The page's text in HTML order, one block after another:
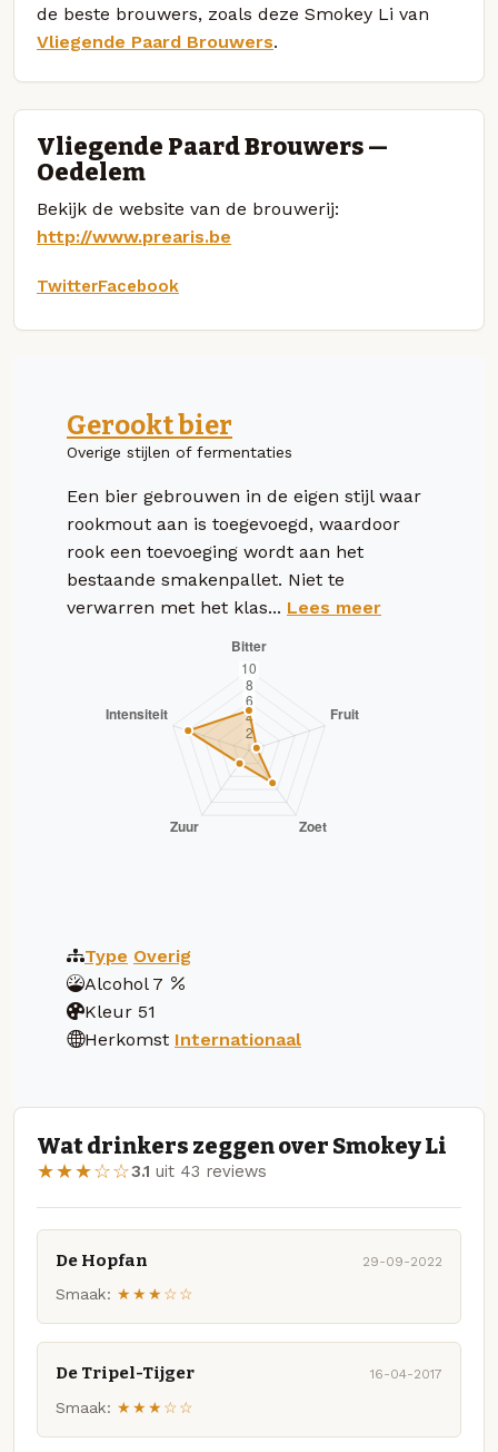
de beste brouwers, zoals deze Smokey Li van
Vliegende Paard Brouwers.
Vliegende Paard Brouwers —
Oedelem
Bekijk de website van de brouwerij:
http://www.prearis.be
TwitterFacebook
Gerookt bier
Overige stijlen of fermentaties
Een bier gebrouwen in de eigen stijl waar
rookmout aan is toegevoegd, waardoor
rook een toevoeging wordt aan het
bestaande smakenpallet. Niet te
verwarren met het klas... Lees meer
Type Overig
Alcohol 7
Kleur 51
Herkomst Internationaal
Wat drinkers zeggen over Smokey Li
★★★☆☆3.1 uit 43 reviews
De Hopfan 29-09-2022
Smaak: ★★★☆☆
De Tripel-Tijger 16-04-2017
Smaak: ★★★☆☆